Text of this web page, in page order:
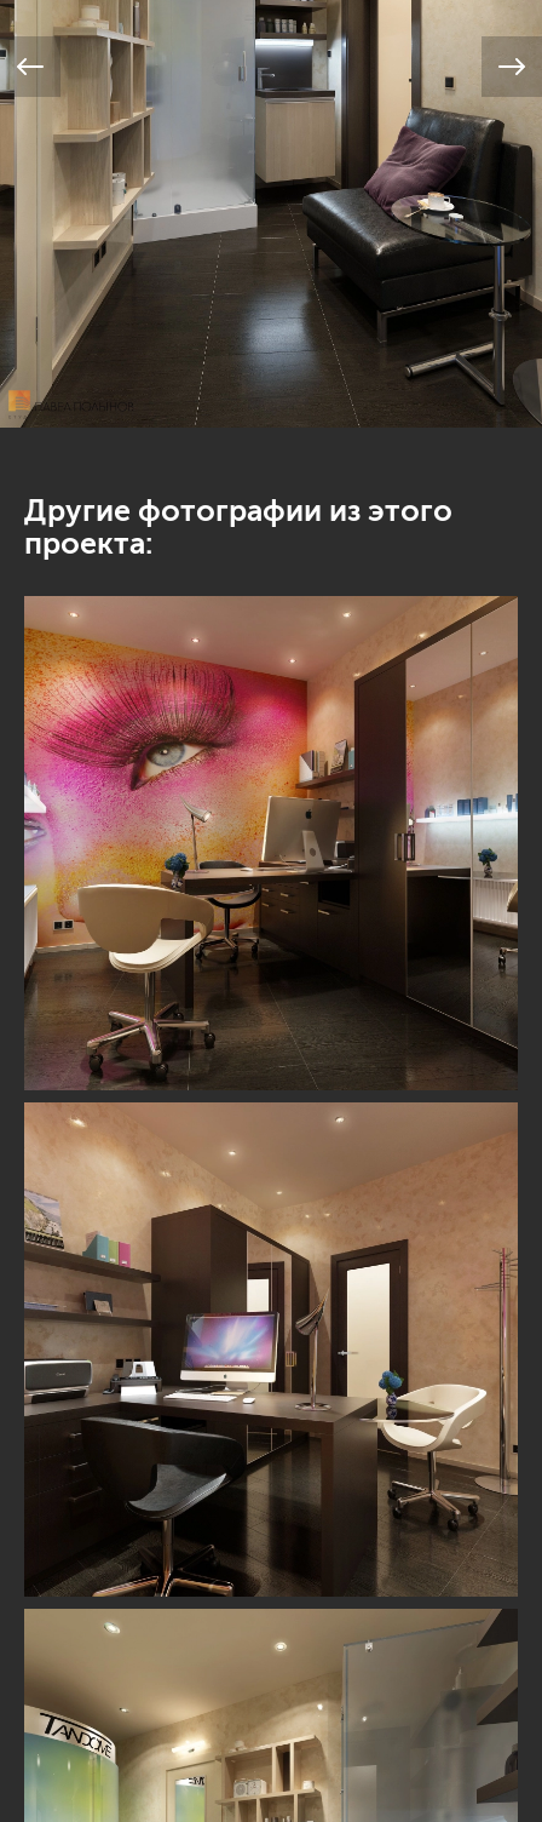
Другие фотографии из этого
проекта: